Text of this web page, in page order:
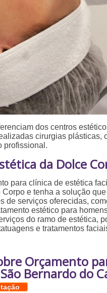
dos centros
cirurgias plásticas,
profissional.
da Dolce
para clínica de estética
e tenha a solução
de serviços oferecidas,
estético para
do ramo de estética,
e tratamentos
Orçamento
Bernardo do